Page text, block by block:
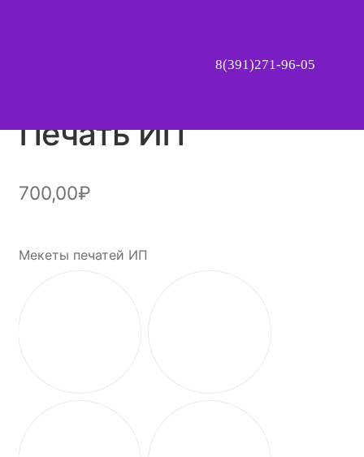
8(391)271-96-05
Печать ИП
700,00₽
Мекеты печатей ИП